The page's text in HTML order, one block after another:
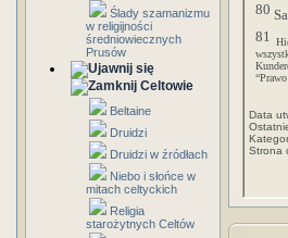
Ślady szamanizmu
w religijności
średniowiecznych
Prusów
Celtowie
Beltaine
Druidzi
Druidzi w źródłach
Niebo i słońce w
mitach celtyckich
Religia
starożytnych Celtów
80
81
Data
Strona